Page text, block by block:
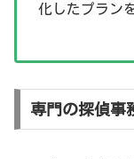
化したプラン
専門の探偵事